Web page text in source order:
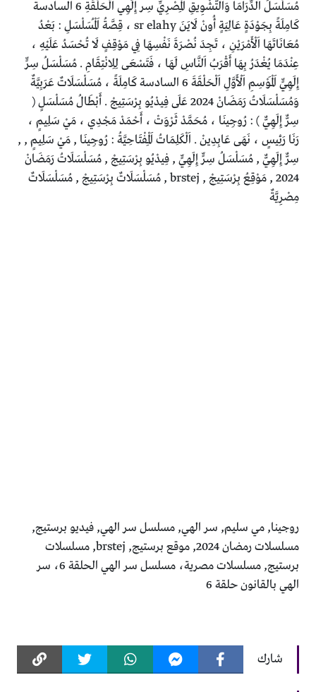
مُسَلْسَلُ اَلدِّرَامَا وَالتَّشْوِيقِ اَلْمِصْرِيِّ سِر إِلَهِي اَلْحَلْقَةِ 6 السادسة
كَامِلَةً بِجَوْدَةٍ عَالِيَةٍ أُونْ لَايَنَ sr elahy ، قِصَّةُ اَلْمُسَلْسَلِ : بَعْدُ
مُعَانَاتَهَا اَلْأَمْرَيْنِ ، تَجِدَ نُصْرَةَ نَفْسِهَا فِي مَوْقِفٍ لَا تُحْسَدُ عَلَيْهِ ،
عِنْدَمَا يُغْدَرُ بِهَا أَقْرَبُ اَلنَّاسِ لَهَا ، فَتَسْعَى لِلِانْتِقَامِ . مُسَلْسَلُ سِرٍّ
إِلَهِيٍّ اَلْمَوْسِمِ اَلْأَوَّلِ اَلْحَلْقَةَ 6 السادسة كَامِلَةً ، مُسَلْسَلَاتٌ عَرَبِيَّةٌ
وَمُسَلْسَلَاتُ رَمَضَانْ 2024 عَلَى فِيدْيُو بِرْسَتِيجْ . أَبْطَالُ مُسَلْسَلٍ (
سِرٌّ إِلَهِيٌّ ) : رُوجِينَا ، مُحَمَّدْ ثَرْوَتْ ، أَحْمَدْ مَجْدِي ، مَيْ سَلِيمٍ ،
رَنَا رَئِيسٍ ، نَهَى عَابِدِينْ . اَلْكَلِمَاتُ اَلْمِفْتَاحِيَّةُ : رُوجِينَا , مَيْ سَلِيمٍ , ,
سِرٌّ إِلَهِيٌّ , مُسَلْسَلُ سِرٍّ إِلَهِيٍّ , فِيدْيُو بِرْسَتِيجْ , مُسَلْسَلَاتُ رَمَضَانْ
2024 , مَوْقِعُ بِرْسَتِيجْ , brstej , مُسَلْسَلَاتٌ بِرْسَتِيجْ , مُسَلْسَلَاتٌ
مِصْرِيَّةٌ
روجينا, مي سليم, سر الهي, مسلسل سر الهي, فيديو برستيج,
مسلسلات رمضان 2024, موقع برستيج, brstej, مسلسلات
برستيج, مسلسلات مصرية، مسلسل سر الهي الحلقة 6، سر
الهي بالقانون حلقة 6
شارك